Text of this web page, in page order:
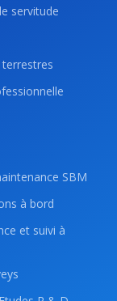
servitude
SBM
à bord
et suivi à